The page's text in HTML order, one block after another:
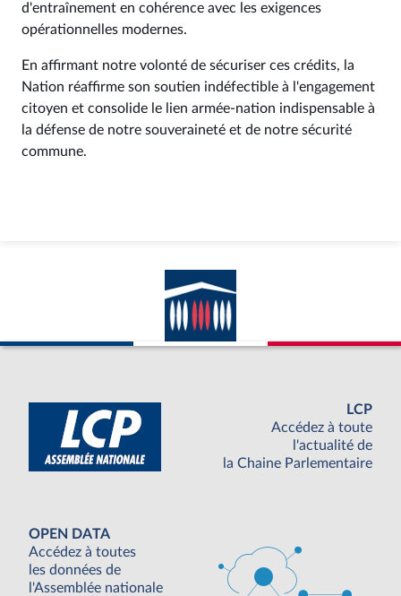
d'entraînement en cohérence avec les exigences
opérationnelles modernes.
En affirmant notre volonté de sécuriser ces crédits, la
Nation réaffirme son soutien indéfectible à l'engagement
citoyen et consolide le lien armée-nation indispensable à
la défense de notre souveraineté et de notre sécurité
commune.
LCP
Accédez à toute
l'actualité de
la Chaine Parlementaire
OPEN DATA
Accédez à toutes
les données de
l'Assemblée nationale